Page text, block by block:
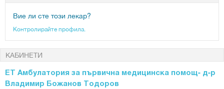
Вие ли сте този лекар?
Контролирайте профила.
КАБИНЕТИ
ЕТ Амбулатория за първична медицинска помощ- д-р
Владимир Божанов Тодоров